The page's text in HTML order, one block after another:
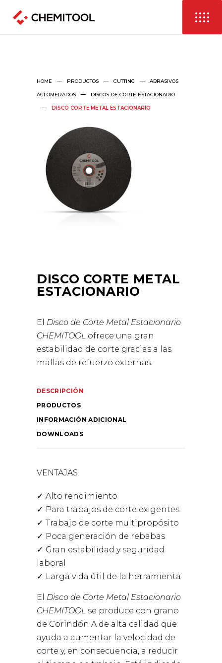
HOME PRODUCTOS CUTTING ABRASIVOS
AGLOMERADOS DISCOS DE CORTE ESTACIONARIO
DISCO CORTE METAL ESTACIONARIO
DISCO CORTE METAL
ESTACIONARIO
El Disco de Corte Metal Estacionario
CHEMITOOL ofrece una gran
estabilidad de corte gracias a las
mallas de refuerzo externas.
DESCRIPCIÓN
INFORMACIÓN ADICIONAL
PRODUCTOS
DOWNLOADS
VENTAJAS
Alto rendimiento
Para trabajos de corte exigentes
Trabajo de corte multipropósito
Poca generación de rebabas
Gran estabilidad y seguridad
laboral
Larga vida útil de la herramienta
El Disco de Corte Metal Estacionario
CHEMITOOL se produce con grano
de Corindón A de alta calidad que
ayuda a aumentar la velocidad de
corte y, en consecuencia, a reducir